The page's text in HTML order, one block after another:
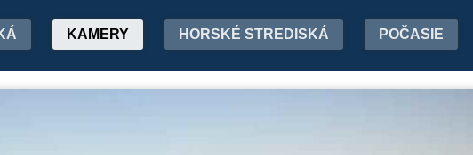
KAMERY HORSKÉ STREDISKÁ POČASIE